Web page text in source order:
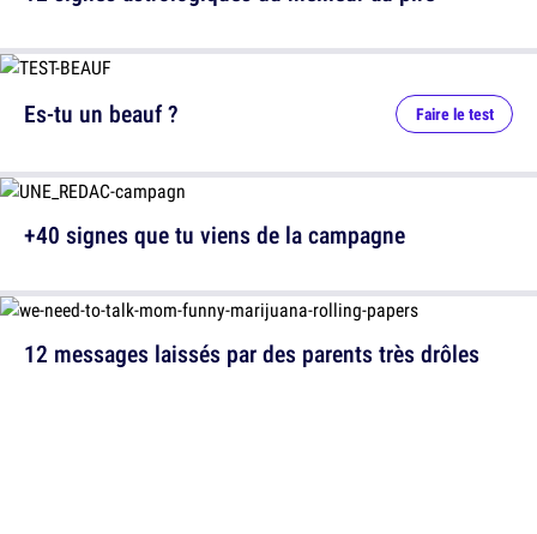
12 messages laissés par des parents très drôles
Es-tu un beauf ? Faire le test
+40 signes que tu viens de la campagne